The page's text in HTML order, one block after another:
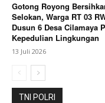
My account
Bagikan Artikel
Berita Lainnya
FISIP USU Tahun
Gotong Royong
Selokan, Warga RT 03
Dusun 6 Desa Cilamaya
Kepedulian Lingkungan
13 Juli 2026
TNI POLRI